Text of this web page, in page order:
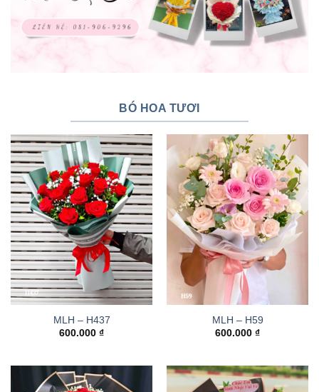
BÓ HOA TƯƠI
MLH – H437
600.000 ₫
MLH – H59
600.000 ₫